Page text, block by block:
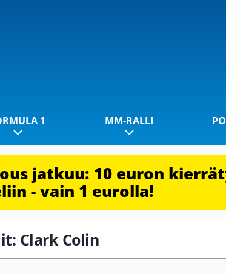
1 MM-RALLI
jatkuu: 10 euron
- vain 1 eurolla!
Clark Colin